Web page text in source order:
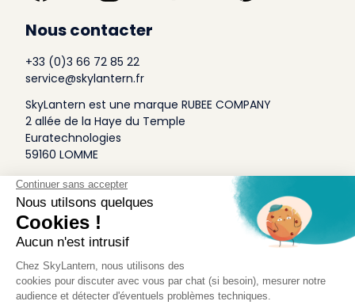
Nous contacter
+33 (0)3 66 72 85 22
service@skylantern.fr
SkyLantern est une marque RUBEE COMPANY
2 allée de la Haye du Temple
Euratechnologies
59160 LOMME
A Propos
Qui sommes-nous
Conditions générales de Vente
Mentions légales
Politique Antispam